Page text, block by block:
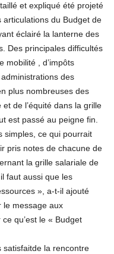
et expliqué été projeté
du Budget de
éclairé la lanterne des
Des principales difficultés
mobilité , d’impôts
des
plus nombreuses des
de l’équité dans la grille
est passé au peigne fin.
simples, ce qui pourrait
pris notes de chacune de
la grille salariale de
faut aussi que les
», a-t-il ajouté
le message aux
qu’est le « Budget
satisfaitde la rencontre